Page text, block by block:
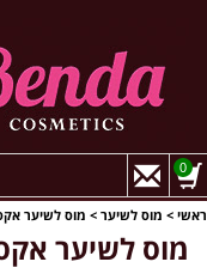
0
ראשי > מוס לשיער > מוס לשיער
מוס לשיער